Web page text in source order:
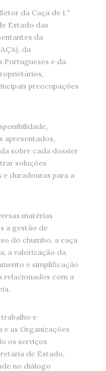
da Caça de 1.º
Estado das
da
da
Portugueses e da
preocupações
apresentados,
sobre cada dossier
soluções
e duradouras para a
matérias
a gestão de
do chumbo, a caça
a valorização da
e simplificação
relacionados com a
e
e as Organizações
os serviços
de Estado,
no diálogo